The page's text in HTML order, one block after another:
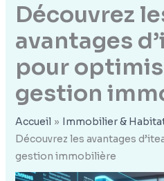
Découvrez
avantages
pour
gestion
Accueil
Immobilier &
Découvrez les avantages
gestion immobilière